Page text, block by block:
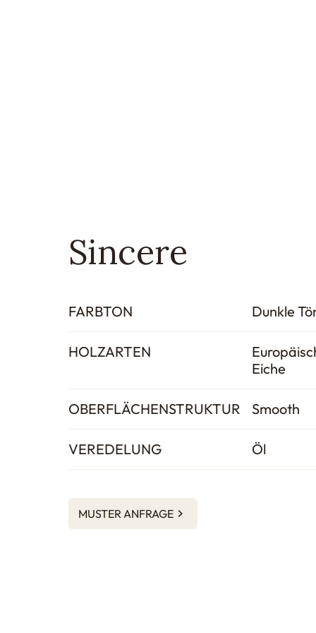
Sincere
FARBTON Dunkle
HOLZARTEN
Eiche
OBERFLÄCHENSTRUKTUR Smooth
VEREDELUNG Öl
MUSTER ANFRAGE